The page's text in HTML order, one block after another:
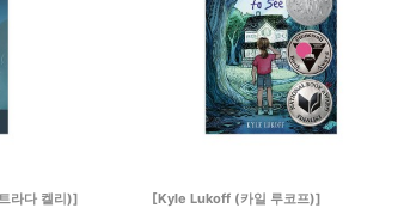
라다 켈리)] [Kyle Lukoff (카일 루코프)]